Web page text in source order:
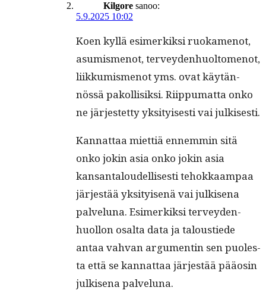
Kilgore sanoo:
5.9.2025 10:02
Koen kyl­lä esimerkik­si ruoka­menot,
asum­is­menot, ter­vey­den­huoltomenot,
liikku­mis­menot yms. ovat käytän­
nössä pakol­lisik­si. Riip­pumat­ta onko
ne jär­jestet­ty yksi­tyis­es­ti vai julkisesti.
Kan­nat­taa miet­tiä ennem­min sitä
onko jokin asia onko jokin asia
kansan­taloudel­lis­es­ti tehokkaam­paa
jär­jestää yksi­tyisenä vai julkise­na
palvelu­na. Esimerkik­si ter­vey­den­
huol­lon osalta data ja taloustiede
antaa vah­van argu­mentin sen puoles­
ta että se kan­nat­taa jär­jestää pääosin
julkise­na palveluna.